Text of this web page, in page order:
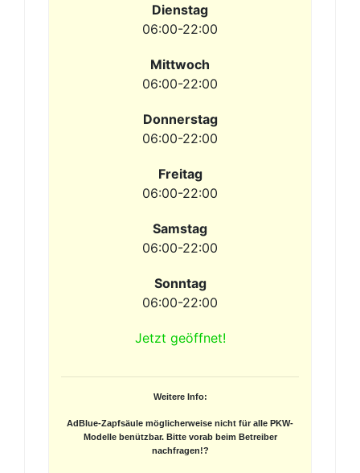
Dienstag
06:00-22:00
Mittwoch
06:00-22:00
Donnerstag
06:00-22:00
Freitag
06:00-22:00
Samstag
06:00-22:00
Sonntag
06:00-22:00
Jetzt geöffnet!
Weitere Info:
AdBlue-Zapfsäule möglicherweise nicht für alle PKW-
Modelle benützbar. Bitte vorab beim Betreiber
nachfragen!?